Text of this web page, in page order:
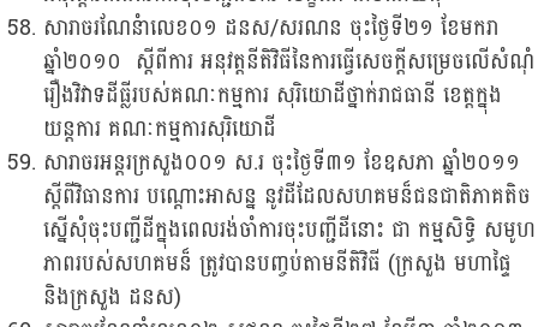
សារាចរណែនំាលេខ០១ ដនស/សរណន ចុះថ្ងៃទី២១ ខែមករា
ឆ្នាំ២០១០ ស្តីពីការ អនុវត្តនីតិវិធីនៃការ​ធ្វើ​សេចក្តីសម្រេចលើសំណុំ
រឿងវិវាទដីធ្លីរបស់គណៈកម្មការ សុរិយោដីថ្នាក់រាជធានី ខេត្តក្នុង
យន្តការ គណៈកម្មការសុរិយោដី
សារាចរអន្តរក្រសួង០០១ ស.រ ចុះថ្ងៃទី៣១ ខែឧសភា ឆ្នាំ២០១១
ស្តីពីវិធានការ បណ្តោះអាសន្ន នូវដីដែលសហគមន៏ជនជាតិភាគតិច
ស្នើសុំចុះបញ្ជីដីក្នុងពេលរង់ចាំការចុះបញ្ជីដីនោះ ជា កម្មសិទ្ធិ សមូហ
ភាពរបស់សហគមន៏ ត្រូវបានបញ្ចប់តាមនីតិវិធី (ក្រសួង មហាផ្ទៃ
និងក្រសួង ដនស)